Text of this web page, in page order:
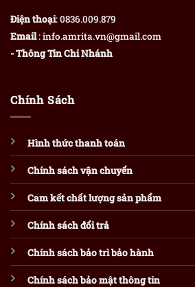
Điện thoại: 0836.009.879
Email: info.amrita.vn@gmail.com
- Thông Tin Chi Nhánh
Chính Sách
Hình thức thanh toán
Chính sách vận chuyển
Cam kết chất lượng sản phẩm
Chính sách đổi trả
Chính sách bảo trì bảo hành
Chính sách bảo mật thông tin